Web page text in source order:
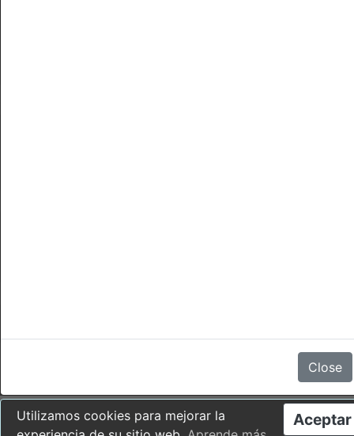
Close
Aceptar
Utilizamos cookies para mejorar la